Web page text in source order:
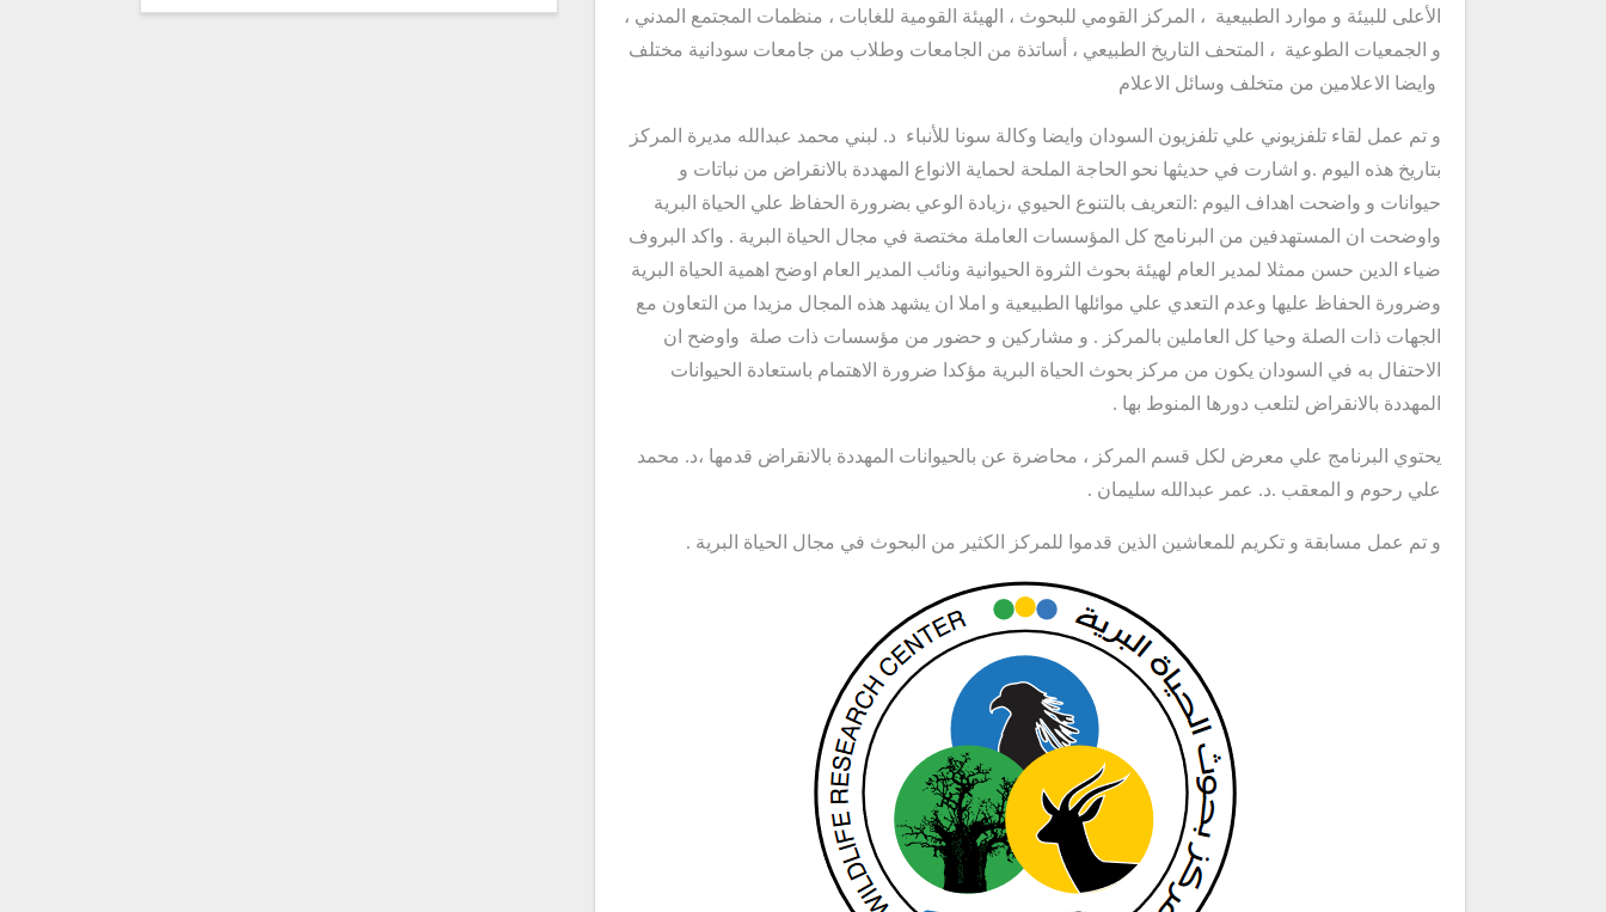
الأعلى للبيئة و موارد الطبيعية ، المركز القومي للبحوث ، الهيئة القومية للغابات ، منظمات المجتمع المدني ،
و الجمعيات الطوعية ، المتحف التاريخ الطبيعي ، أساتذة من الجامعات وطلاب من جامعات سودانية مختلف
وايضا الاعلامين من متخلف وسائل الاعلام
و تم عمل لقاء تلفزيوني علي تلفزيون السودان وايضا وكالة سونا للأنباء د. لبني محمد عبدالله مديرة المركز
بتاريخ هذه اليوم .و اشارت في حديثها نحو الحاجة الملحة لحماية الانواع المهددة بالانقراض من نباتات و
حيوانات و واضحت اهداف اليوم :التعريف بالتنوع الحيوي ،زيادة الوعي بضرورة الحفاظ علي الحياة البرية
واوضحت ان المستهدفين من البرنامج كل المؤسسات العاملة مختصة في مجال الحياة البرية . واكد البروف
ضياء الدين حسن ممثلا لمدير العام لهيئة بحوث الثروة الحيوانية ونائب المدير العام اوضح اهمية الحياة البرية
وضرورة الحفاظ عليها وعدم التعدي علي موائلها الطبيعية و املا ان يشهد هذه المجال مزيدا من التعاون مع
الجهات ذات الصلة وحيا كل العاملين بالمركز . و مشاركين و حضور من مؤسسات ذات صلة واوضح ان
الاحتفال به في السودان يكون من مركز بحوث الحياة البرية مؤكدا ضرورة الاهتمام باستعادة الحيوانات
المهددة بالانقراض لتلعب دورها المنوط بها .
يحتوي البرنامج علي معرض لكل قسم المركز ، محاضرة عن بالحيوانات المهددة بالانقراض قدمها ،د. محمد
علي رحوم و المعقب .د. عمر عبدالله سليمان .
و تم عمل مسابقة و تكريم للمعاشين الذين قدموا للمركز الكثير من البحوث في مجال الحياة البرية .